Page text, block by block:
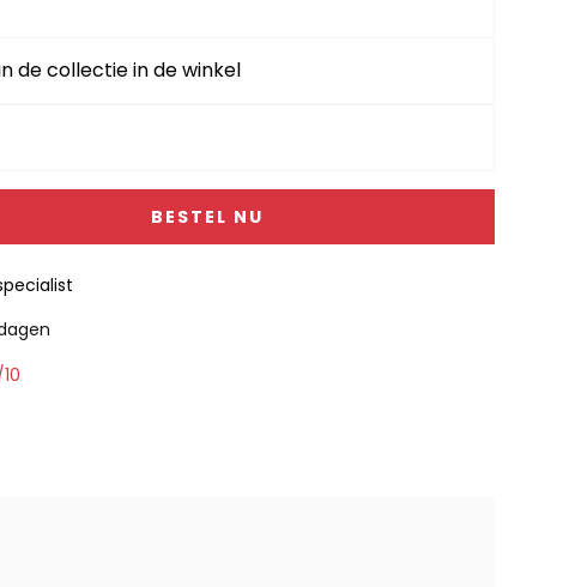
de collectie in de winkel
BESTEL NU